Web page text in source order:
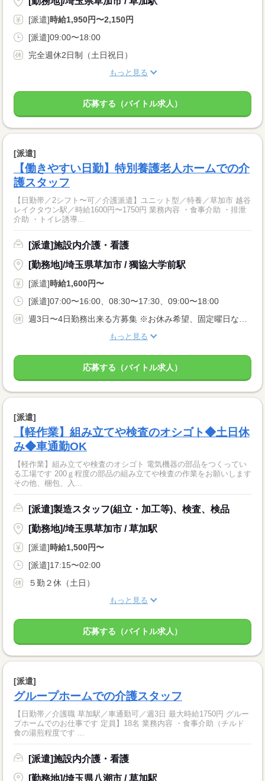
[派遣]時給1,950円〜2,150円
[派遣]09:00〜18:00
完全週休2日制（土日祝日）
もっと見る
応募する（バイトル求人）
[派遣]
【働きやすい日勤】特別養護老人ホームでの介
護スタッフ
【日勤帯／2シフト〜可／介護派遣】ユニット型／特養／草加市 越谷
レイクタウン駅／時給1600円〜1750円 業務内容 ・食事介助 ・排泄
介助 ・トイレ誘導...
[派遣]施設内介護・看護
[勤務地]/埼玉県草加市 / 獨協大学前駅
[派遣]時給1,600円〜
[派遣]07:00〜16:00、08:30〜17:30、09:00〜18:00
もっと見る
応募する（バイトル求人）
[派遣]
【軽作業】組み立てや検査のオシゴト◆土日休
み◆車通勤OK
【軽作業】組み立てや検査のオシゴト 電気機器の部品をつくってい
る工場です 200ｇ程度の部品の組み立てや検査の作業をお願いします
その他、梱包、入...
[派遣]製造スタッフ(組立・加工等)、検査、検品
[勤務地]/埼玉県草加市 / 草加駅
[派遣]時給1,500円〜
[派遣]17:15〜02:00
５勤２休（土日）
もっと見る
応募する（バイトル求人）
[派遣]
グループホームでの介護スタッフ
【日勤帯／介護職 草加駅／車通勤可／週3日 最大時給1750円 グルー
プホームでのお仕事です 定員】18名 業務内容 ・食事介助（チルド
食の湯煎程度です ...
[派遣]施設内介護・看護
[勤務地]/埼玉県八潮市 / 草加駅